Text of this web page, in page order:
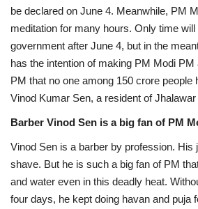
be declared on June 4. Meanwhile, PM
meditation for many hours. Only time
government after June 4, but in the
has the intention of making PM Modi PM
PM that no one among 150 crore people
Vinod Kumar Sen, a resident of
Barber Vinod Sen is a big fan of PM
Vinod Sen is a barber by profession. His
shave. But he is such a big fan of PM
and water even in this deadly heat.
four days, he kept doing havan and puja